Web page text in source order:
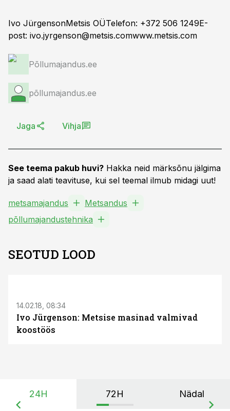
Ivo JürgensonMetsis OÜTelefon: +372 506 1249E-
post: ivo.jyrgenson@metsis.comwww.metsis.com
Põllumajandus.ee
põllumajandus.ee
Jaga Vihja
See teema pakub huvi? Hakka neid märksõnu jälgima
ja saad alati teavituse, kui sel teemal ilmub midagi uut!
metsamajandus
Metsandus
põllumajandustehnika
SEOTUD LOOD
14.02.18, 08:34
Ivo Jürgenson: Metsise masinad valmivad
koostöös
24H 72H Nädal